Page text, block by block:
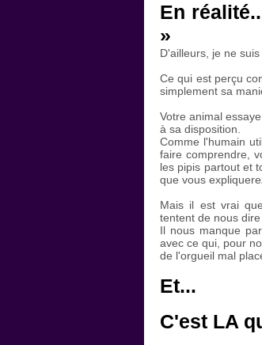
En
»
D'ailleurs, je ne
Ce qui est perçu
simplement sa
Votre animal
à sa disposition.
Comme l'humain
faire comprendre,
les pipis partout et
que vous
Mais il est vrai
tentent de nous
Il nous manque
avec ce qui, pour
de l'orgueil mal
Et...
C'est LA